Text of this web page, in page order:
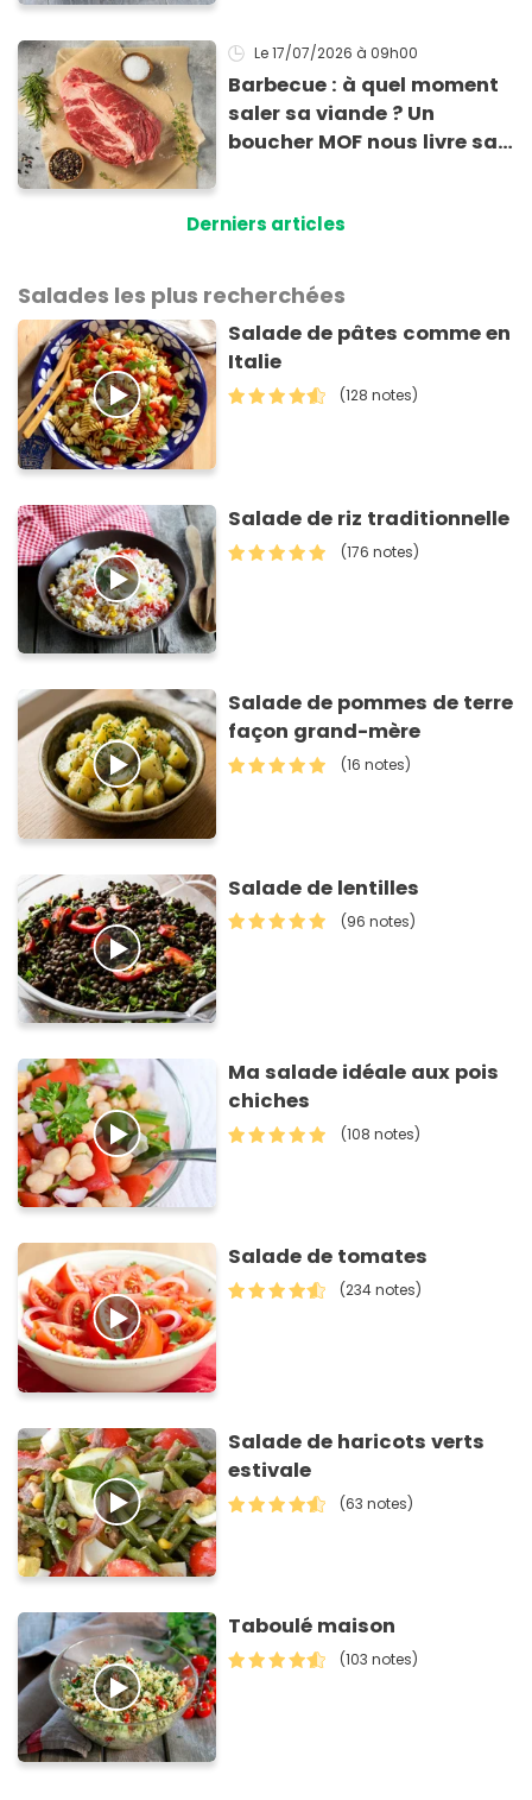
Le 17/07/2026 à 09h00
Barbecue : à quel moment
saler sa viande ? Un
boucher MOF nous livre sa
Derniers articles
Salades les plus recherchées
Salade de pâtes comme en
Italie
(128 notes)
Salade de riz traditionnelle
(176 notes)
Salade de pommes de terre
façon grand-mère
(16 notes)
Salade de lentilles
(96 notes)
Ma salade idéale aux pois
chiches
(108 notes)
Salade de tomates
(234 notes)
Salade de haricots verts
estivale
(63 notes)
Taboulé maison
(103 notes)